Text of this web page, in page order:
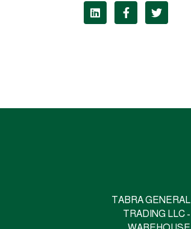
TABRA GENERAL
TRADING LLC -